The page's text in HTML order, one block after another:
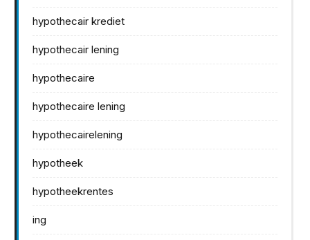
hypothecair krediet
hypothecair lening
hypothecaire
hypothecaire lening
hypothecairelening
hypotheek
hypotheekrentes
ing